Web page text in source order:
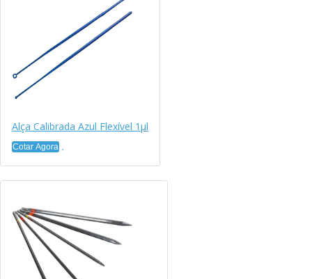
Alça Calibrada Azul Flexível 1μl
Cotar Agora